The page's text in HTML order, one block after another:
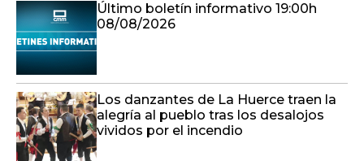
Último boletín informativo 19:00h
08/08/2026
Los danzantes de La Huerce traen la
alegría al pueblo tras los desalojos
vividos por el incendio